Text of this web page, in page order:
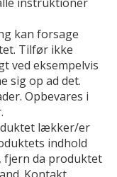
kan forsage
Tilfør ikke
ved eksempelvis
sig op ad det.
Opbevares i
lækker/er
indhold
fjern da produktet